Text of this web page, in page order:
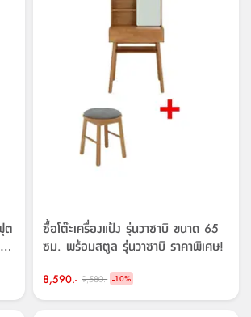
ต
ซื้อโต๊ะเครื่องแป้ง รุ่นวาซาบิ ขนาด 65
ซม. พร้อมสตูล รุ่นวาซาบิ ราคาพิเศษ!
8,590.- 9,580.- -10%